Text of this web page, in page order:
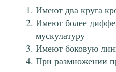
Имеют два круга
Имеют более
мускулатуру
Имеют боковую
При размножении